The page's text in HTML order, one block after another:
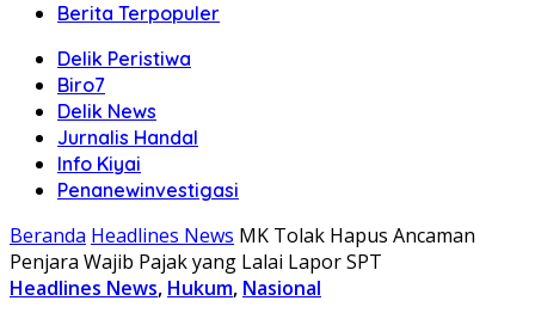
Berita Terpopuler
Delik Peristiwa
Biro7
Delik News
Jurnalis Handal
Info Kiyai
Penanewinvestigasi
Beranda Headlines News MK Tolak Hapus Ancaman
Penjara Wajib Pajak yang Lalai Lapor SPT
Headlines News, Hukum, Nasional